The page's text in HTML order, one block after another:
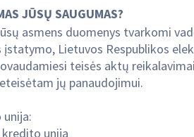
JŪSŲ SAUGUMAS?
asmens duomenys tvarkomi
įstatymo, Lietuvos Respublikos
teisės aktų
jų panaudojimui.
unija